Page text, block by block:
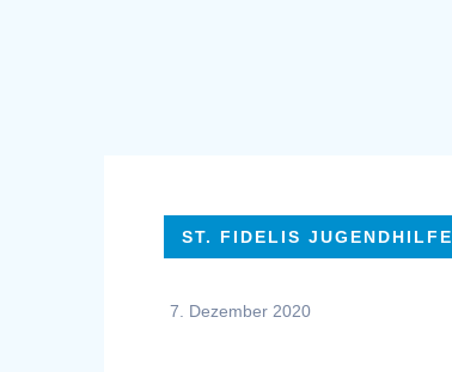
ST. FIDELIS JUGENDHILFE
7. Dezember 2020